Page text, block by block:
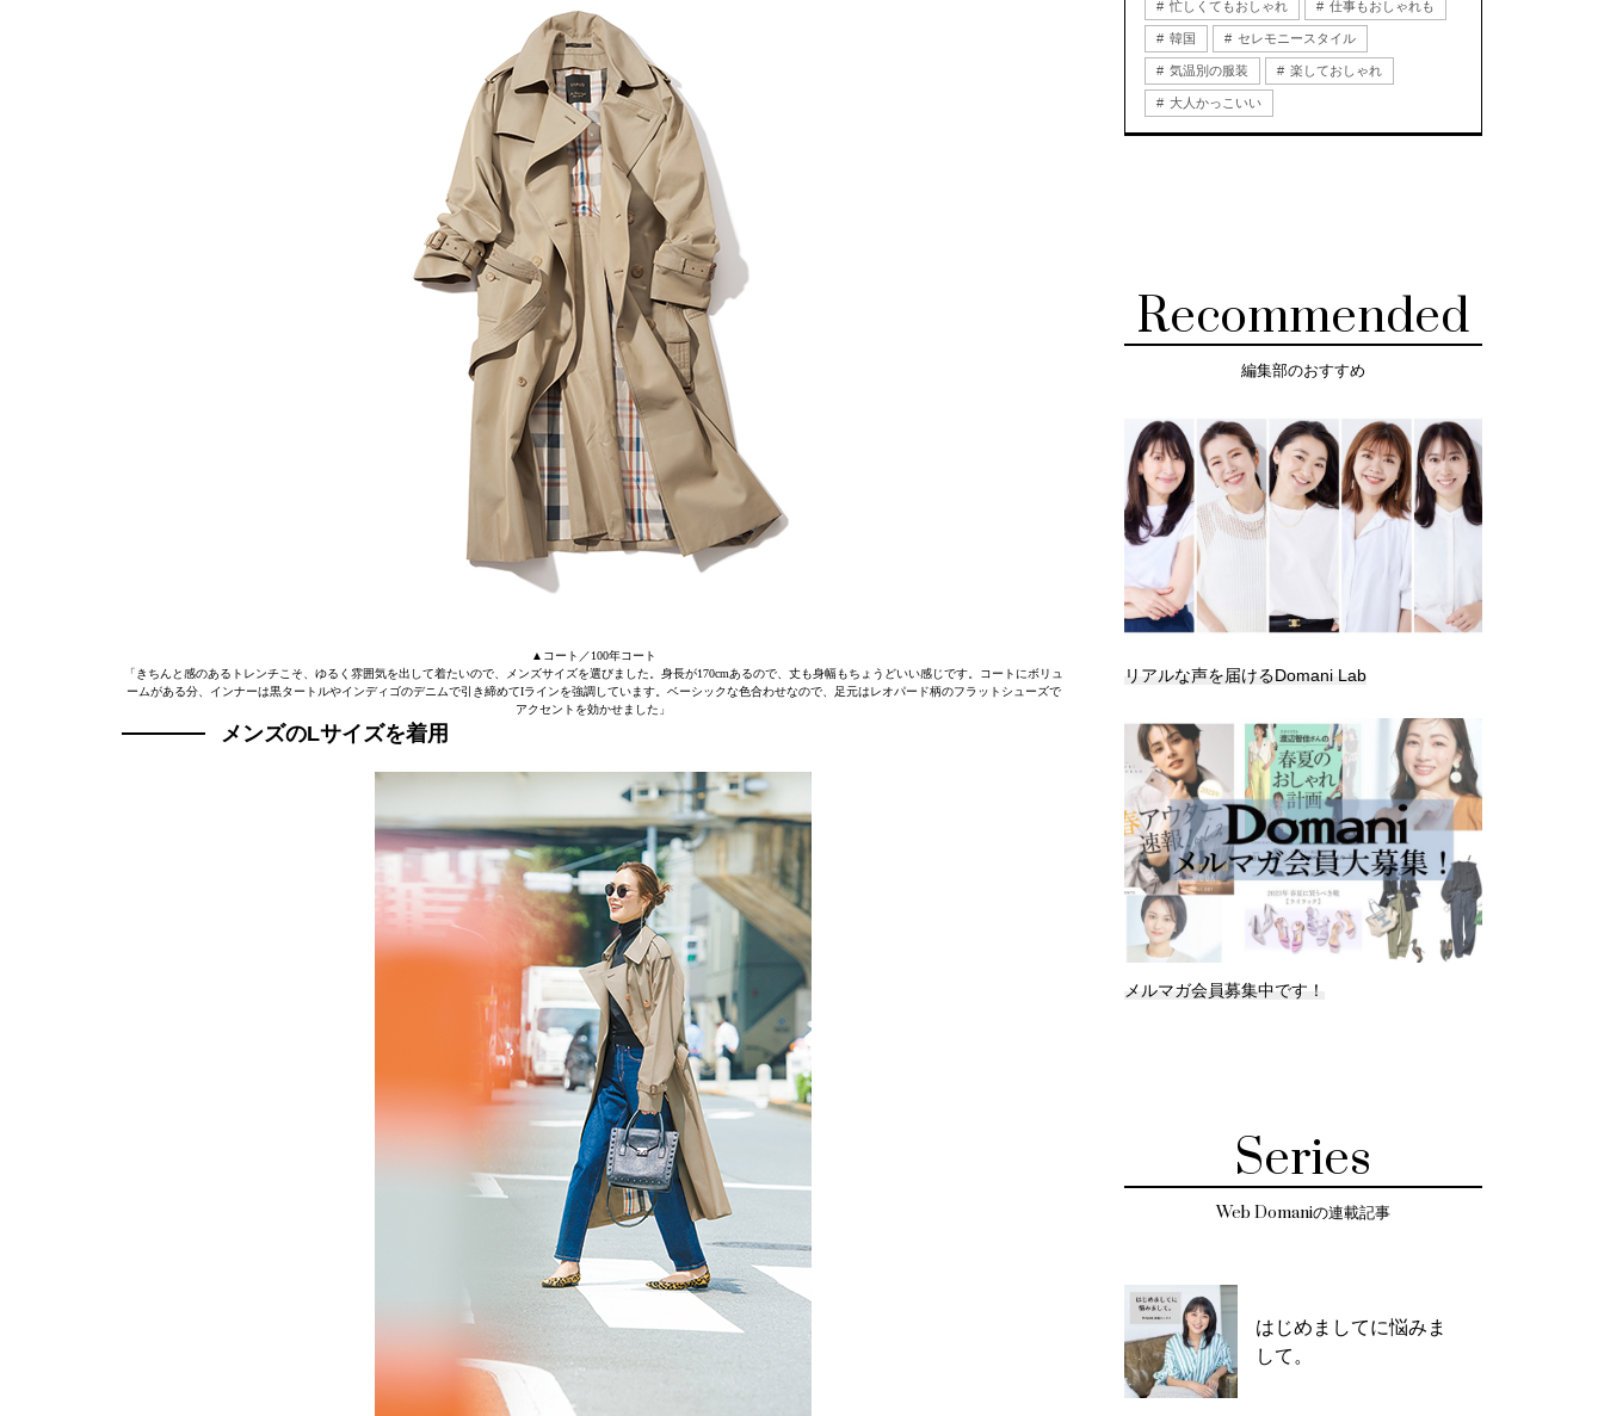
▲コート／100年コート
「きちんと感のあるトレンチこそ、ゆるく雰囲気を出して着たいので、メンズサイズを選びました。身長が170cmあるので、丈も身幅もちょうどいい感じです。コートにボリュ
ームがある分、インナーは黒タートルやインディゴのデニムで引き締めてIラインを強調しています。ベーシックな色合わせなので、足元はレオパード柄のフラットシューズで
アクセントを効かせました」
メンズのLサイズを着用
忙しくてもおしゃれ 仕事もおしゃれも
韓国 セレモニースタイル
気温別の服装 楽しておしゃれ
大人かっこいい
Recommended
編集部のおすすめ
リアルな声を届けるDomani Lab
メルマガ会員募集中です！
Series
Web Domaniの連載記事
はじめましてに悩みま
して。